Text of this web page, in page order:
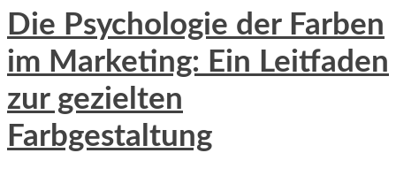
Die Psychologie der Farben
im Marketing: Ein Leitfaden
zur gezielten
Farbgestaltung